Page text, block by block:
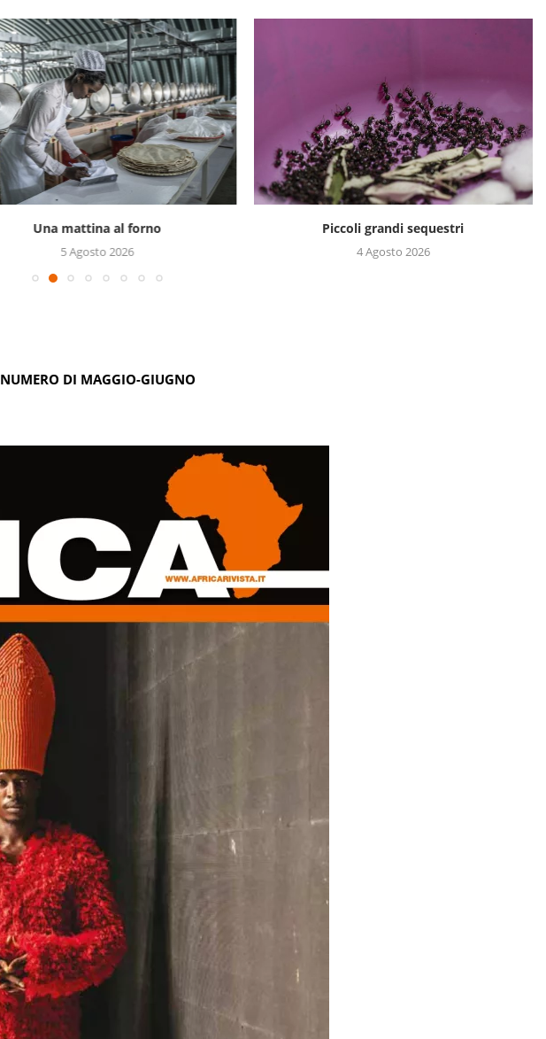
Una mattina al forno
5 Agosto 2026
Piccoli grandi sequestri
4 Agosto 2026
NUMERO DI MAGGIO-GIUGNO